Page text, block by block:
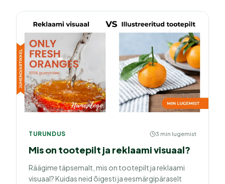
TURUNDUS 3 min lugemist
Mis on tootepilt ja reklaami visuaal?
Räägime täpsemalt, mis on tootepilt ja reklaami
visuaal? Kuidas neid õigesti ja eesmärgipäraselt